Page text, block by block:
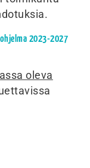
2023-2027
oleva